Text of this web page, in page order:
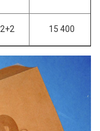
2+2 15 400